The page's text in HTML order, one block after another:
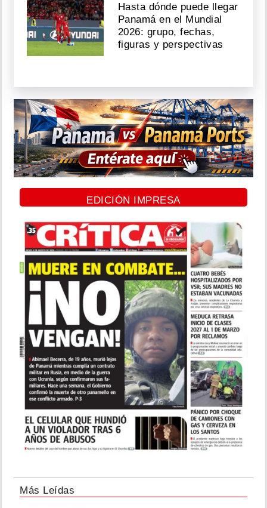
Hasta dónde puede llegar
Panamá en el Mundial
2026: grupo, fechas,
figuras y perspectivas
EDICIÓN IMPRESA
Más Leídas